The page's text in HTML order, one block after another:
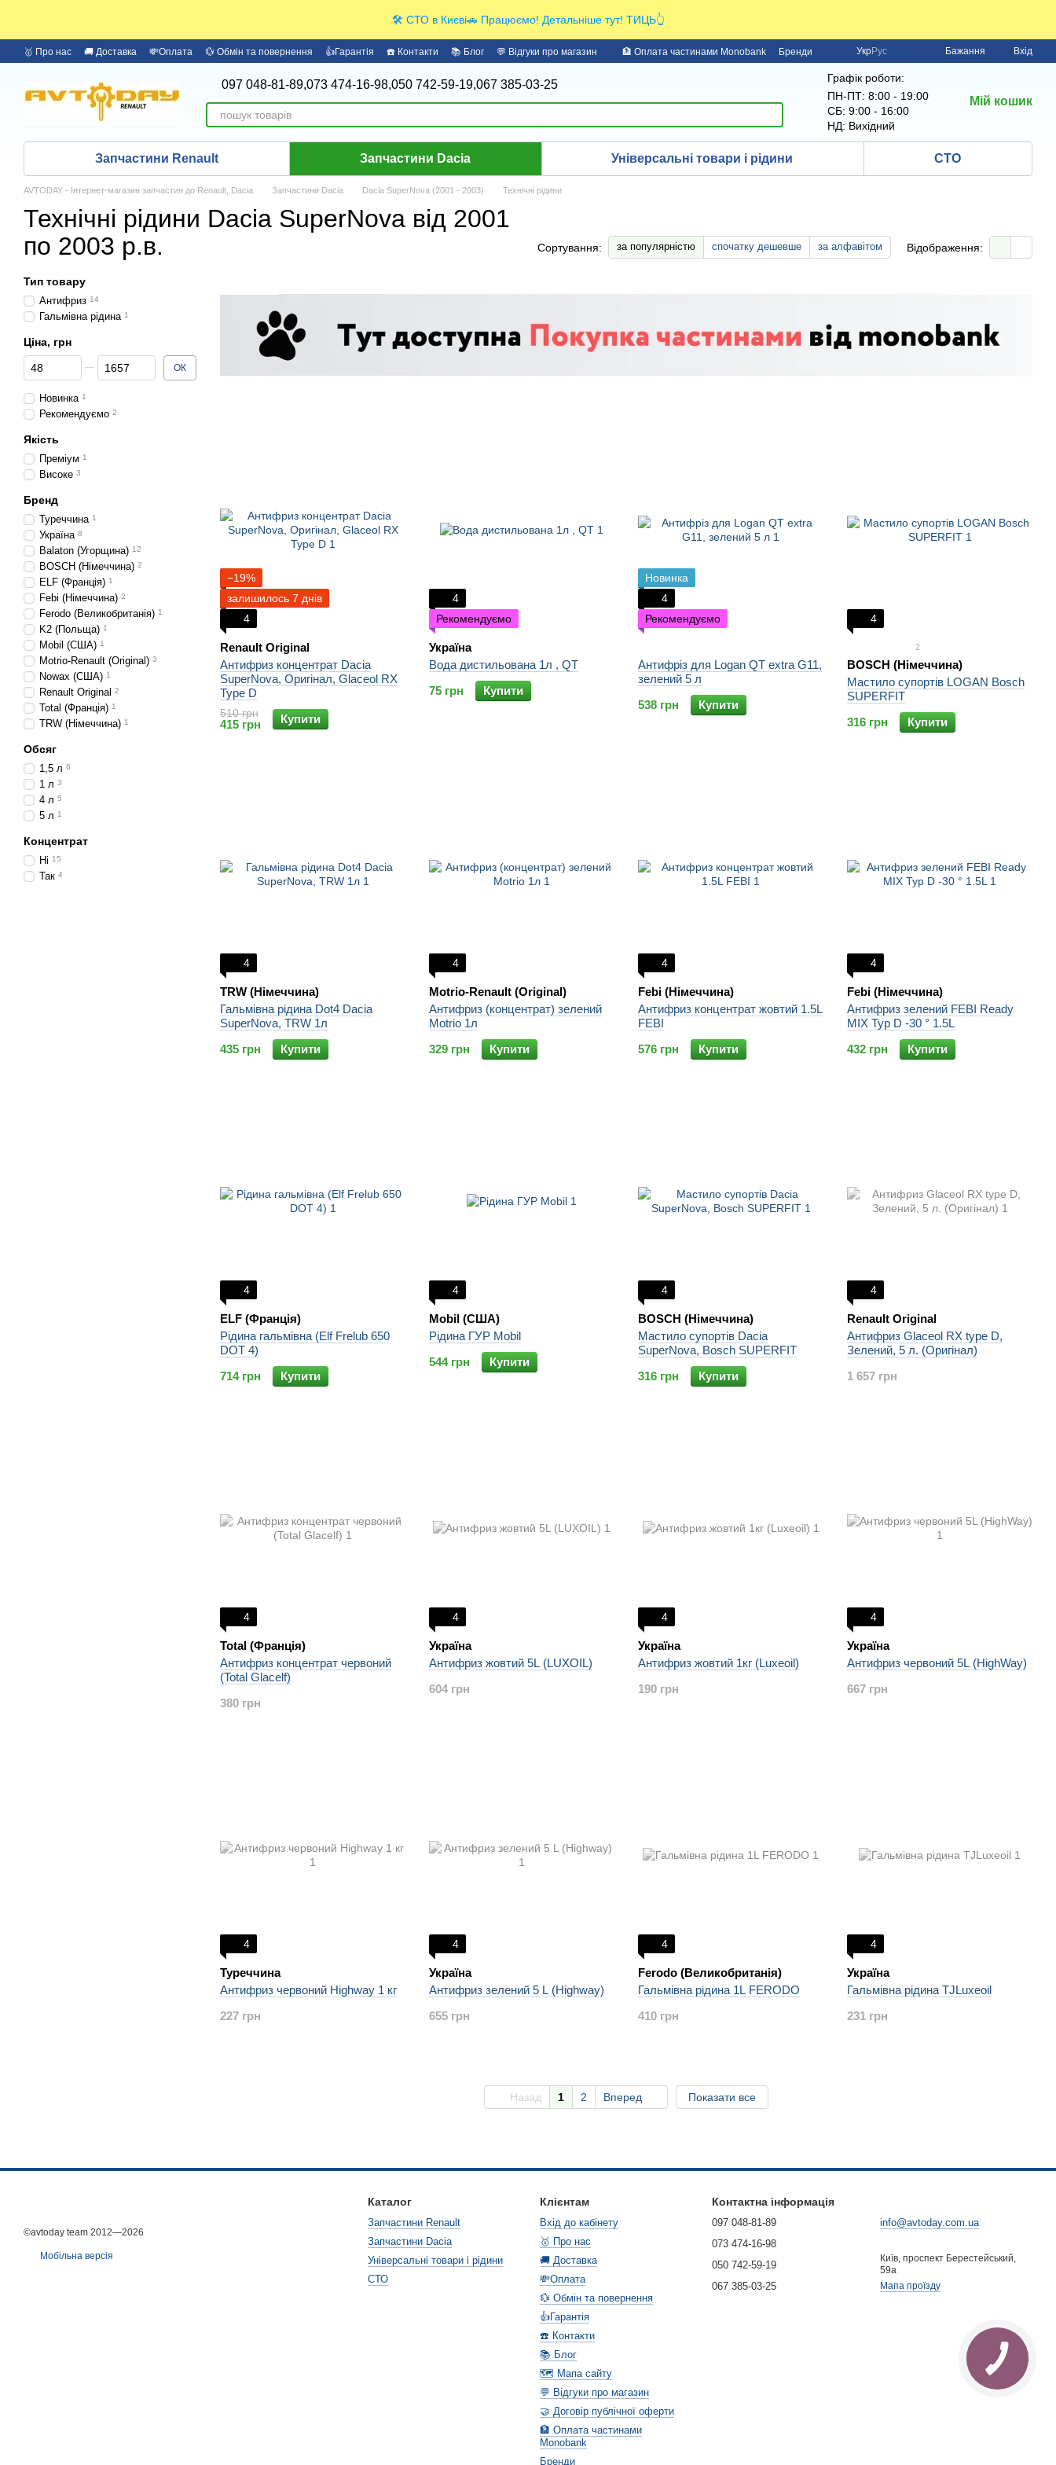
🛠️ СТО в Києві🚗 Працюємо! Детальніше тут! ТИЦЬ👆
🥇 Про нас 🚚 Доставка 💸Оплата 💱 Обмін та повернення 👍Гарантія ☎️ Контакти 📚 Блог 💬 Відгуки про магазин 🏦 Оплата частинами Monobank Бренди УкрРус Бажання Вхід
097 048-81-89,073 474-16-98,050 742-59-19,067 385-03-25
Графік роботи:
ПН-ПТ: 8:00 - 19:00
СБ: 9:00 - 16:00
НД: Вихідний
Мій кошик
Запчастини Renault Запчастини Dacia Універсальні товари і рідини СТО
AVTODAY - Інтернет-магазин запчастин до Renault, Dacia Запчастини Dacia Dacia SuperNova (2001 - 2003) Технічні рідини
Технічні рідини Dacia SuperNova від 2001
по 2003 р.в.
Сортування: за популярністю спочатку дешевше за алфавітом Відображення:
−19%
залишилось 7 днів
4
Renault Original
Антифриз концентрат Dacia
SuperNova, Оригінал, Glaceol RX
Type D
510 грн
415 грн Купити
4
Рекомендуємо
Україна
Вода дистильована 1л , QT
75 грн
Купити
Новинка
4
Рекомендуємо
Антифріз для Logan QT extra G11,
зелений 5 л
538 грн
Купити
4
2
BOSCH (Німеччина)
Мастило супортів LOGAN Bosch
SUPERFIT
316 грн
Купити
4
TRW (Німеччина)
Гальмівна рідина Dot4 Dacia
SuperNova, TRW 1л
435 грн
Купити
4
Motrio-Renault (Original)
Антифриз (концентрат) зелений
Motrio 1л
329 грн
Купити
4
Febi (Німеччина)
Антифриз концентрат жовтий 1.5L
FEBI
576 грн
Купити
4
Febi (Німеччина)
Антифриз зелений FEBI Ready
MIX Typ D -30 ° 1.5L
432 грн
Купити
4
ELF (Франція)
Рідина гальмівна (Elf Frelub 650
DOT 4)
714 грн
Купити
4
Mobil (США)
Рідина ГУР Mobil
544 грн
Купити
4
BOSCH (Німеччина)
Мастило супортів Dacia
SuperNova, Bosch SUPERFIT
316 грн
Купити
4
Renault Original
Антифриз Glaceol RX type D,
Зелений, 5 л. (Оригінал)
1 657 грн
4
Total (Франція)
Антифриз концентрат червоний
(Total Glacelf)
380 грн
4
Україна
Антифриз жовтий 5L (LUXOIL)
604 грн
4
Україна
Антифриз жовтий 1кг (Luxeoil)
190 грн
4
Україна
Антифриз червоний 5L (HighWay)
667 грн
4
Туреччина
Антифриз червоний Highway 1 кг
227 грн
4
Україна
Антифриз зелений 5 L (Highway)
655 грн
4
Ferodo (Великобританія)
Гальмівна рідина 1L FERODO
410 грн
4
Україна
Гальмівна рідина TJLuxeoil
231 грн
Назад 1 2 Вперед Показати все
Тип товару
Антифриз 14
Гальмівна рідина 1
Ціна, грн
Від Ціна, грн
До Ціна, грн ОК
Новинка 1
Рекомендуємо 2
Якість
Преміум 1
Високе 3
Бренд
Туреччина 1
Україна 8
Balaton (Угорщина) 12
BOSCH (Німеччина) 2
ELF (Франція) 1
Febi (Німеччина) 2
Ferodo (Великобританія) 1
K2 (Польща) 1
Mobil (США) 1
Motrio-Renault (Original) 3
Nowax (США) 1
Renault Original 2
Total (Франція) 1
TRW (Німеччина) 1
Обсяг
1,5 л 6
1 л 3
4 л 5
5 л 1
Концентрат
Ні 15
Так 4
©avtoday team 2012—2026
Мобільна версія
Каталог
Запчастини Renault
Запчастини Dacia
Універсальні товари і рідини
СТО
Клієнтам
Вхід до кабінету
🥇 Про нас
🚚 Доставка
💸Оплата
💱 Обмін та повернення
👍Гарантія
☎️ Контакти
📚 Блог
🗺️ Мапа сайту
💬 Відгуки про магазин
🤝 Договір публічної оферти
🏦 Оплата частинами
Monobank
Бренди
Контактна інформація
097 048-81-89
073 474-16-98
050 742-59-19
067 385-03-25
info@avtoday.com.ua
Київ, проспект Берестейський,
59а
Мапа проїзду